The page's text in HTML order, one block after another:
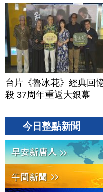
台片《魯冰花》經典回
殺 37周年重返大銀幕
今日整點新聞